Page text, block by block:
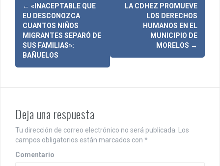
N
e
c
i
ó
← «INACEPTABLE QUE
EU DESCONOZCA
CUANTOS NIÑOS
MIGRANTES SEPARÓ DE
SUS FAMILIAS»:
BAÑUELOS
LA CDHEZ PROMUEVE
LOS DERECHOS
HUMANOS EN EL
MUNICIPIO DE
MORELOS →
Deja una respuesta
Tu dirección de correo electrónico no será publicada. Los
campos obligatorios están marcados con *
Comentario